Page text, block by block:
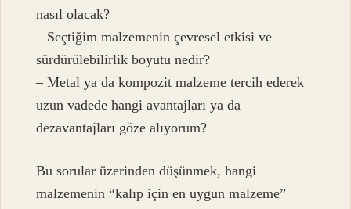
nasıl olacak?
– Seçtiğim malzemenin çevresel etkisi ve
sürdürülebilirlik boyutu nedir?
– Metal ya da kompozit malzeme tercih ederek
uzun vadede hangi avantajları ya da
dezavantajları göze alıyorum?
Bu sorular üzerinden düşünmek, hangi
malzemenin “kalıp için en uygun malzeme”